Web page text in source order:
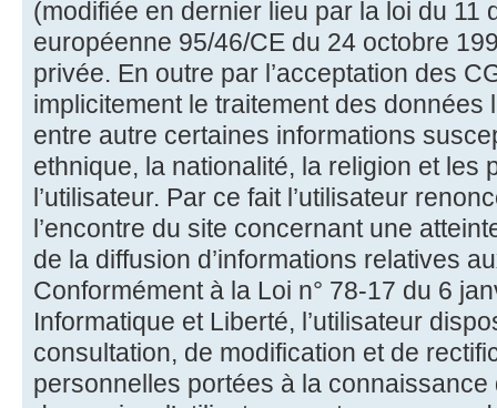
(modifiée en dernier lieu par la loi du 11
européenne 95/46/CE du 24 octobre
privée. En outre par l’acceptation des
implicitement le traitement des données
entre autre certaines informations
ethnique, la nationalité, la religion et les
l’utilisateur. Par ce fait l’utilisateur
l’encontre du site concernant une
de la diffusion d’informations relatives
Conformément à la Loi n° 78-17 du 6
Informatique et Liberté, l’utilisateur
consultation, de modification et de
personnelles portées à la